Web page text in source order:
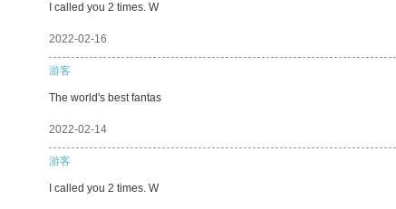
I called you 2 times. W
2022-02-16
游客
The world's best fantas
2022-02-14
游客
I called you 2 times. W